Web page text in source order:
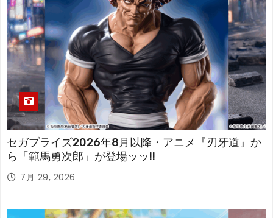
セガプライズ2026年8月以降・アニメ『刃牙道』か
ら「範馬勇次郎」が登場ッッ!!
7月 29, 2026